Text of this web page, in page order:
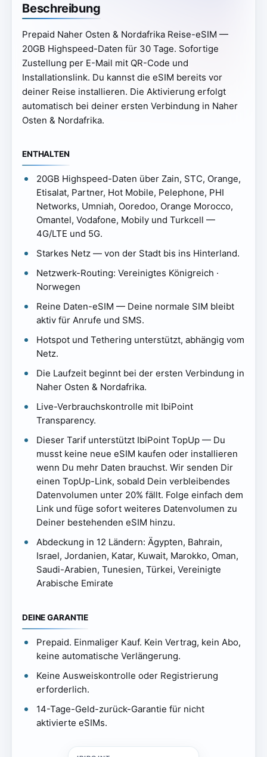
Beschreibung
Prepaid Naher Osten & Nordafrika Reise-eSIM —
20GB Highspeed-Daten für 30 Tage. Sofortige
Zustellung per E-Mail mit QR-Code und
Installationslink. Du kannst die eSIM bereits vor
deiner Reise installieren. Die Aktivierung erfolgt
automatisch bei deiner ersten Verbindung in Naher
Osten & Nordafrika.
ENTHALTEN
20GB Highspeed-Daten über Zain, STC, Orange,
Etisalat, Partner, Hot Mobile, Pelephone, PHI
Networks, Umniah, Ooredoo, Orange Morocco,
Omantel, Vodafone, Mobily und Turkcell —
4G/LTE und 5G.
Starkes Netz — von der Stadt bis ins Hinterland.
Netzwerk-Routing: Vereinigtes Königreich ·
Norwegen
Reine Daten-eSIM — Deine normale SIM bleibt
aktiv für Anrufe und SMS.
Hotspot und Tethering unterstützt, abhängig vom
Netz.
Die Laufzeit beginnt bei der ersten Verbindung in
Naher Osten & Nordafrika.
Live-Verbrauchskontrolle mit IbiPoint
Transparency.
Dieser Tarif unterstützt IbiPoint TopUp — Du
musst keine neue eSIM kaufen oder installieren
wenn Du mehr Daten brauchst. Wir senden Dir
einen TopUp-Link, sobald Dein verbleibendes
Datenvolumen unter 20% fällt. Folge einfach dem
Link und füge sofort weiteres Datenvolumen zu
Deiner bestehenden eSIM hinzu.
Abdeckung in 12 Ländern: Ägypten, Bahrain,
Israel, Jordanien, Katar, Kuwait, Marokko, Oman,
Saudi-Arabien, Tunesien, Türkei, Vereinigte
Arabische Emirate
DEINE GARANTIE
Prepaid. Einmaliger Kauf. Kein Vertrag, kein Abo,
keine automatische Verlängerung.
Keine Ausweiskontrolle oder Registrierung
erforderlich.
14-Tage-Geld-zurück-Garantie für nicht
aktivierte eSIMs.